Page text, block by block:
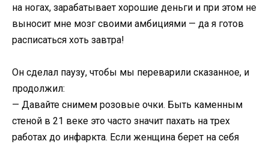
на ногах, зарабатывает хорошие деньги и при этом не
выносит мне мозг своими амбициями — да я готов
расписаться хоть завтра!
Он сделал паузу, чтобы мы переварили сказанное, и
продолжил:
— Давайте снимем розовые очки. Быть каменным
стеной в 21 веке это часто значит пахать на трех
работах до инфаркта. Если женщина берет на себя